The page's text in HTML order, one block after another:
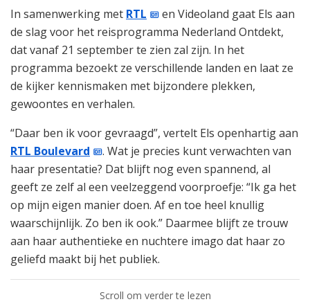
In samenwerking met RTL
en Videoland gaat Els aan
de slag voor het reisprogramma Nederland Ontdekt,
dat vanaf 21 september te zien zal zijn. In het
programma bezoekt ze verschillende landen en laat ze
de kijker kennismaken met bijzondere plekken,
gewoontes en verhalen.
“Daar ben ik voor gevraagd”, vertelt Els openhartig aan
RTL Boulevard
. Wat je precies kunt verwachten van
haar presentatie? Dat blijft nog even spannend, al
geeft ze zelf al een veelzeggend voorproefje: “Ik ga het
op mijn eigen manier doen. Af en toe heel knullig
waarschijnlijk. Zo ben ik ook.” Daarmee blijft ze trouw
aan haar authentieke en nuchtere imago dat haar zo
geliefd maakt bij het publiek.
Scroll om verder te lezen